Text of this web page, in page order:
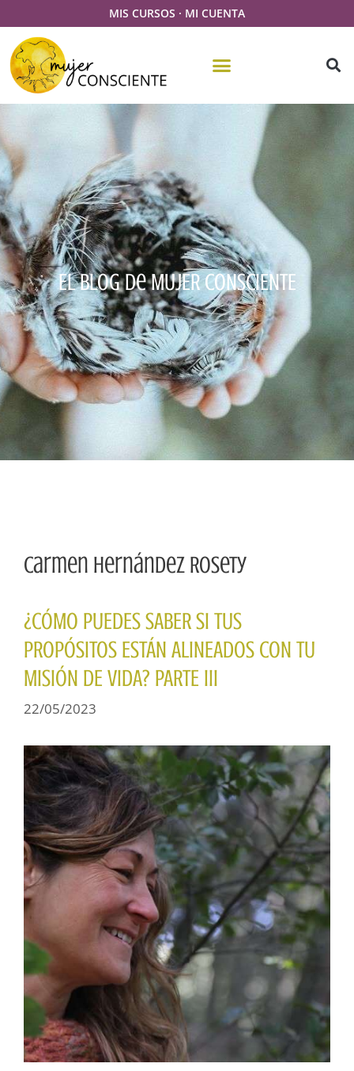
MIS CURSOS · MI CUENTA
El Blog De MUJER CONSCIENTE
Carmen Hernández Rosety
¿CÓMO PUEDES SABER SI TUS
PROPÓSITOS ESTÁN ALINEADOS CON TU
MISIÓN DE VIDA? PARTE III
22/05/2023